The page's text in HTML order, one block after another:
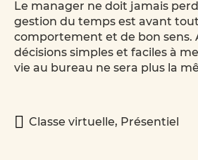
Le manager ne doit jamais
gestion du temps est avant
comportement et de bon sens.
décisions simples et faciles à
vie au bureau ne sera plus la
Classe virtuelle, Présentiel